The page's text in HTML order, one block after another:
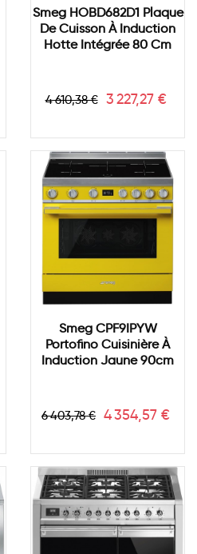
Smeg HOBD682D1 Plaque
De Cuisson À Induction
Hotte Intégrée 80 Cm
Prix
4 610,38 € Prix
3 227,27 €
Smeg CPF9IPYW
Portofino Cuisinière À
Induction Jaune 90cm
Prix
6 403,78 € Prix
4 354,57 €